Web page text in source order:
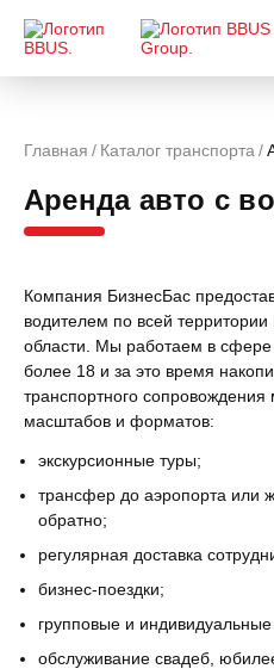
Главная Каталог транспорта
Аренда авто с
Компания БизнесБас
водителем по всей
области. Мы работаем в сфере
более 18 и за это время
транспортного
масштабов и форматов:
экскурсионные туры;
трансфер до аэропорта или
обратно;
регулярная доставка
бизнес-поездки;
групповые и
обслуживание свадеб,